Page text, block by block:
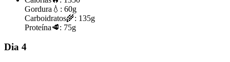
Gordura 💧: 60g
Carboidratos🌾: 135g
Proteína🥩: 75g
Dia 4